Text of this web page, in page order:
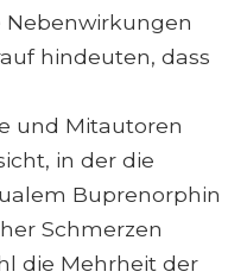
Nebenwirkungen
hindeuten, dass
und Mitautoren
in der die
Buprenorphin
Schmerzen
die Mehrheit der